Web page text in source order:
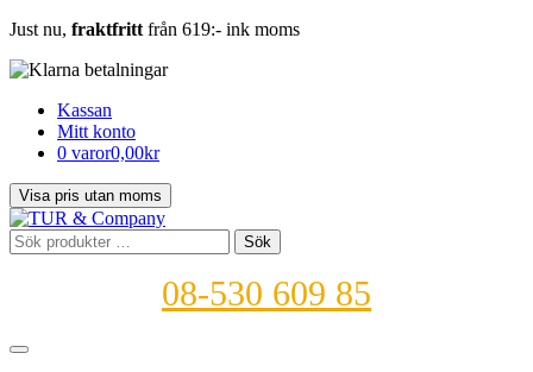
Just nu, fraktfritt från 619:- ink moms
Kassan
Mitt konto
0 varor0,00kr
Sök
efter:
Sök
08-530 609 85